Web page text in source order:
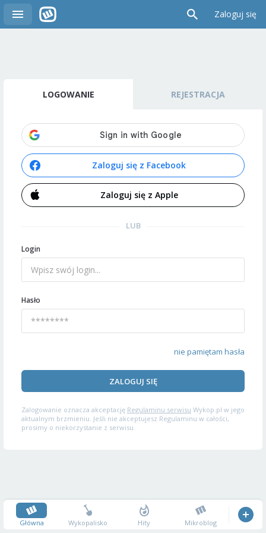
Zaloguj się
LOGOWANIE REJESTRACJA
Zaloguj się z Facebook
Zaloguj się z Apple
LUB
Login
Hasło
nie pamiętam hasła
ZALOGUJ SIĘ
Zalogowanie oznacza akceptację Regulaminu serwisu Wykop.pl w jego
aktualnym brzmieniu. Jeśli nie akceptujesz Regulaminu w całości,
prosimy o niekorzystanie z serwisu.
Główna Wykopalisko Hity Mikroblog